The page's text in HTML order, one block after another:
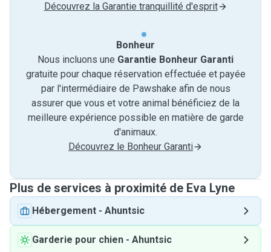
Découvrez la Garantie tranquillité d'esprit
Bonheur
Nous incluons une Garantie Bonheur Garanti
gratuite pour chaque réservation effectuée et payée
par l'intermédiaire de Pawshake afin de nous
assurer que vous et votre animal bénéficiez de la
meilleure expérience possible en matière de garde
d'animaux.
Découvrez le Bonheur Garanti
Plus de services à proximité de Eva Lyne
Hébergement - Ahuntsic
Garderie pour chien - Ahuntsic